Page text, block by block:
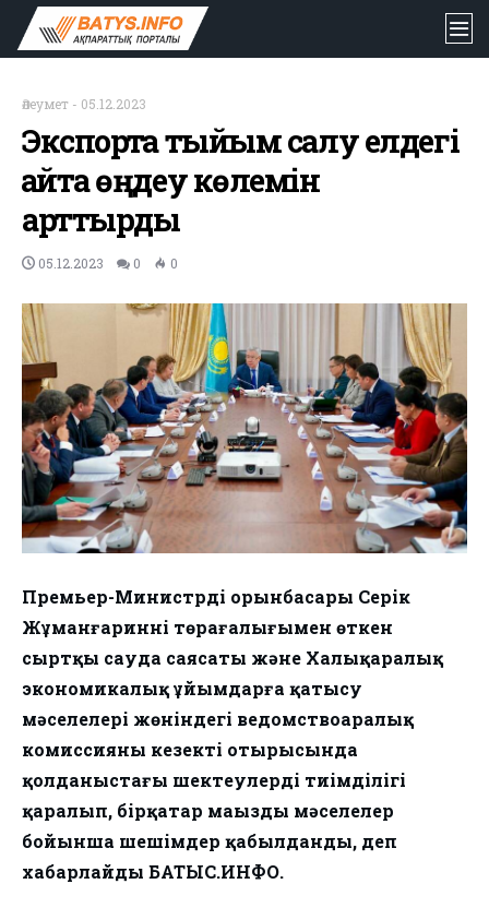
Әлеумет - 05.12.2023
Экспортқа тыйым салу елдегі
қайта өңдеу көлемін
арттырды
05.12.2023 0 0
Премьер-Министрдің орынбасары Серік
Жұманғариннің төрағалығымен өткен
сыртқы сауда саясаты және Халықаралық
экономикалық ұйымдарға қатысу
мәселелері жөніндегі ведомствоаралық
комиссияның кезекті отырысында
қолданыстағы шектеулердің тиімділігі
қаралып, бірқатар маңызды мәселелер
бойынша шешімдер қабылданды, деп
хабарлайды БАТЫС.ИНФО.